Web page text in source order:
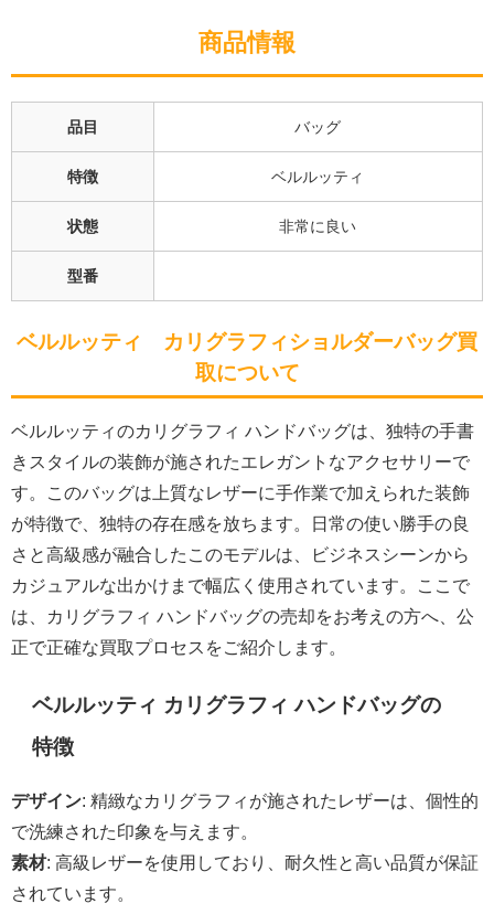
商品情報
品目 バッグ
特徴 ベルルッティ
状態 非常に良い
型番
ベルルッティ カリグラフィショルダーバッグ買
取について
ベルルッティのカリグラフィ ハンドバッグは、独特の手書
きスタイルの装飾が施されたエレガントなアクセサリーで
す。このバッグは上質なレザーに手作業で加えられた装飾
が特徴で、独特の存在感を放ちます。日常の使い勝手の良
さと高級感が融合したこのモデルは、ビジネスシーンから
カジュアルな出かけまで幅広く使用されています。ここで
は、カリグラフィ ハンドバッグの売却をお考えの方へ、公
正で正確な買取プロセスをご紹介します。
ベルルッティ カリグラフィ ハンドバッグの
特徴
デザイン: 精緻なカリグラフィが施されたレザーは、個性的
で洗練された印象を与えます。
素材: 高級レザーを使用しており、耐久性と高い品質が保証
されています。